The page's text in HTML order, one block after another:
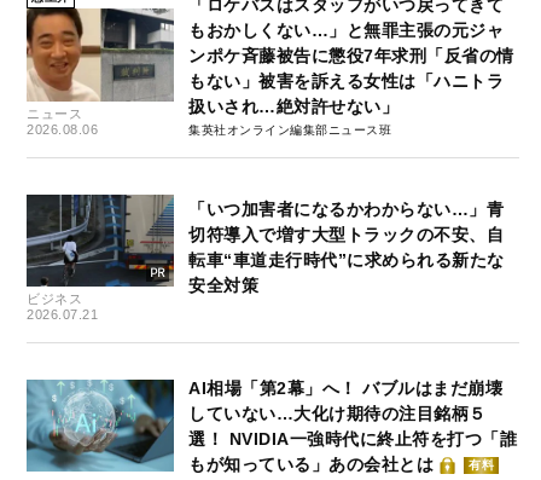
ニュース
2026.08.06
「ロケバスはスタッフがいつ戻ってきて
もおかしくない…」と無罪主張の元ジャ
ンポケ斉藤被告に懲役7年求刑「反省の情
もない」被害を訴える女性は「ハニトラ
扱いされ…絶対許せない」
集英社オンライン編集部ニュース班
ビジネス
2026.07.21
「いつ加害者になるかわからない…」青
切符導入で増す大型トラックの不安、自
転車“車道走行時代”に求められる新たな
安全対策
AI相場「第2幕」へ！ バブルはまだ崩壊
していない…大化け期待の注目銘柄５
選！ NVIDIA一強時代に終止符を打つ「誰
もが知っている」あの会社とは
有料